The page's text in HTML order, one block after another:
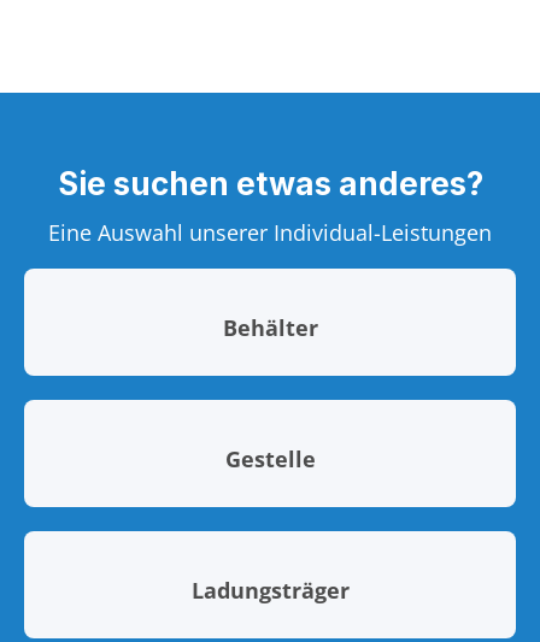
Sie suchen etwas anderes?
Eine Auswahl unserer Individual-Leistungen
Behälter
Gestelle
Ladungsträger